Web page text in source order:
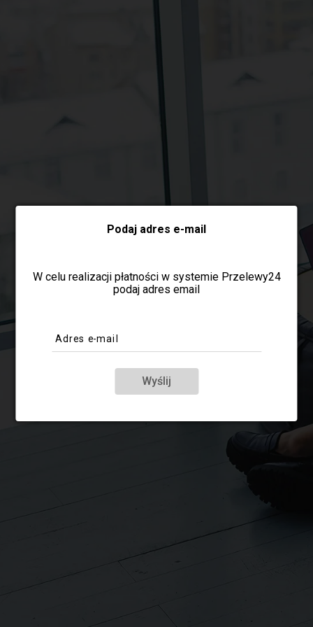
Wybierz formę płatności
Podaj adres e-mail
W celu realizacji płatności w systemie Przelewy24
podaj adres email
Adres e-mail
Wyślij